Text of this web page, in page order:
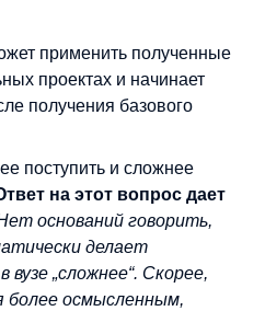
применить полученные
проектах и начинает
получения базового
поступить и сложнее
на этот вопрос дает
оснований говорить,
делает
вузе „сложнее“. Скорее,
более осмысленным,